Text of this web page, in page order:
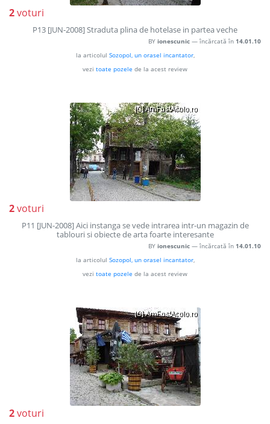
2voturi
P13 [JUN-2008] Straduta plina de hotelase in partea veche
BY ionescunic — încărcată în 14.01.10
la articolul Sozopol, un orasel incantator,
vezi toate pozele de la acest review
2voturi
P11 [JUN-2008] Aici instanga se vede intrarea intr-un magazin de
tablouri si obiecte de arta foarte interesante
BY ionescunic — încărcată în 14.01.10
la articolul Sozopol, un orasel incantator,
vezi toate pozele de la acest review
2voturi